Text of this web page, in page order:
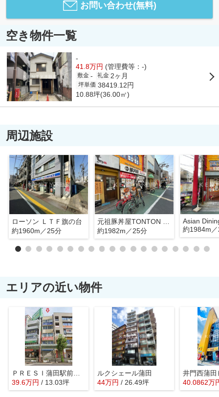
お問い合わせ(無料)
空き物件一覧
-
41.8万円 (管理費等：-)
敷金 - 礼金 2ヶ月
坪単価 38419.12円
10.88坪(36.00㎡)
周辺施設
ローソン ＬＴＦ旗の台
約1960m／25分
約1982m／25分
Asian
約1984m
エリアの近い物件
ＰＲＥＳＩ蒲田駅前ビル
39.6万円 / 13.03坪
ルクシェール蒲田
44万円 / 26.49坪
井門西蒲田
40.0862万